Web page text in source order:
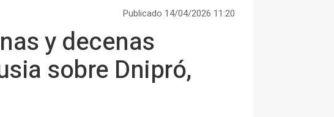
Publicado 14/04/2026 11:20
y decenas
sobre Dnipró,